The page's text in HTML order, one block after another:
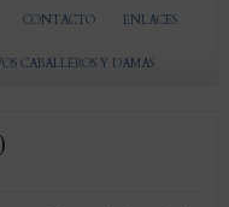
CONTACTO ENLACES
CABALLEROS Y DAMAS